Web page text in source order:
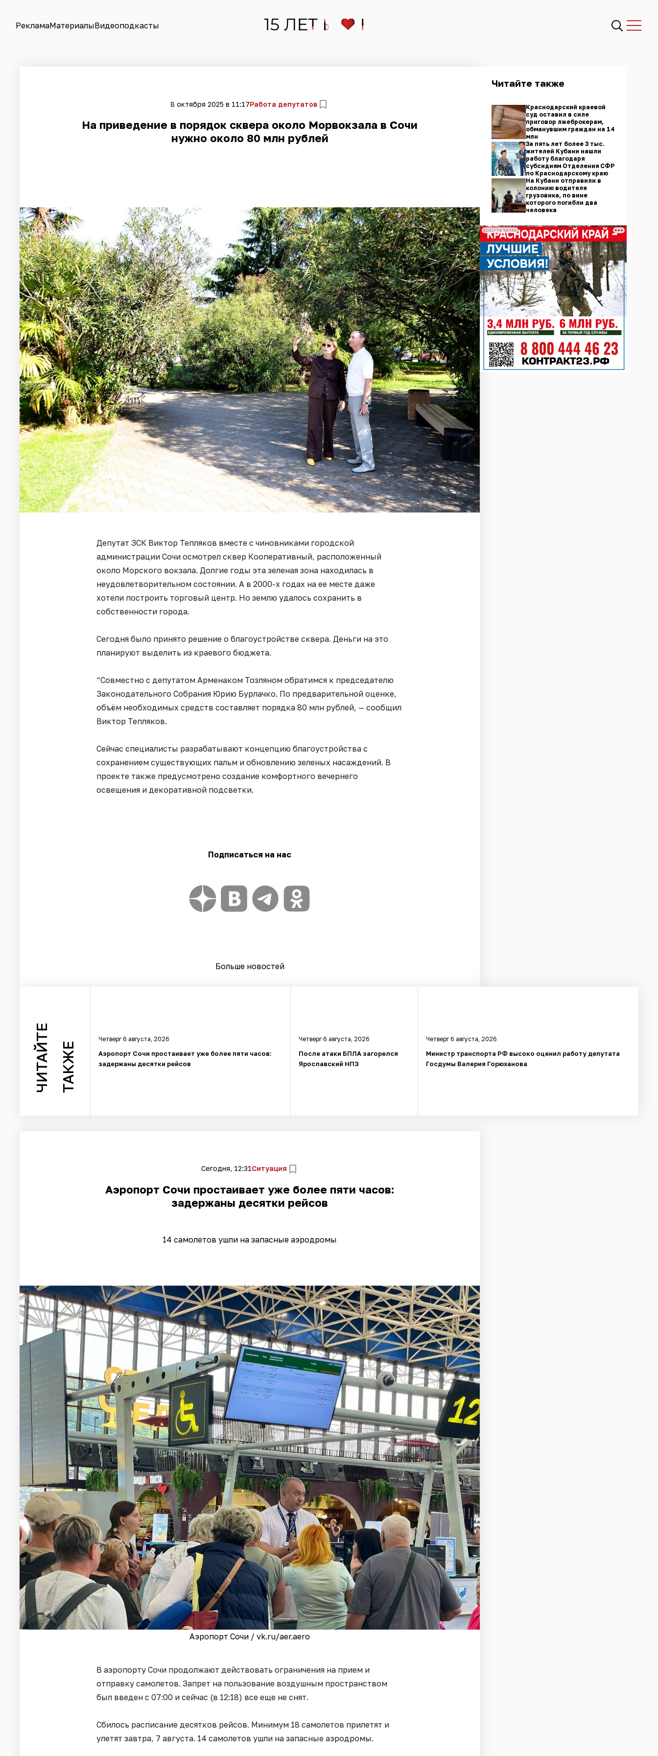
РекламаМатериалыВидеоподкасты
8 октября 2025 в 11:17Работа депутатов
На приведение в порядок сквера около Морвокзала в Сочи
нужно около 80 млн рублей
Депутат ЗСК Виктор Тепляков вместе с чиновниками городской
администрации Сочи осмотрел сквер Кооперативный, расположенный
около Морского вокзала. Долгие годы эта зеленая зона находилась в
неудовлетворительном состоянии. А в 2000-х годах на ее месте даже
хотели построить торговый центр. Но землю удалось сохранить в
собственности города.
Сегодня было принято решение о благоустройстве сквера. Деньги на это
планируют выделить из краевого бюджета.
“Совместно с депутатом Арменаком Тозляном обратимся к председателю
Законодательного Собрания Юрию Бурлачко. По предварительной оценке,
объём необходимых средств составляет порядка 80 млн рублей, — сообщил
Виктор Тепляков.
Сейчас специалисты разрабатывают концепцию благоустройства с
сохранением существующих пальм и обновлению зеленых насаждений. В
проекте также предусмотрено создание комфортного вечернего
освещения и декоративной подсветки.
Подписаться на нас
Больше новостей
Читайте также
Краснодарский краевой
суд оставил в силе
приговор лжеброкерам,
обманувшим граждан на 14
млн
За пять лет более 3 тыс.
жителей Кубани нашли
работу благодаря
субсидиям Отделения СФР
по Краснодарскому краю
На Кубани отправили в
колонию водителя
грузовика, по вине
которого погибли два
человека
СОЦРЕКЛАМА
ЧИТАЙТЕ ТАКЖЕ
Четверг 6 августа, 2026
Аэропорт Сочи простаивает уже более пяти часов:
задержаны десятки рейсов
Четверг 6 августа, 2026
После атаки БПЛА загорелся
Ярославский НПЗ
Четверг 6 августа, 2026
Министр транспорта РФ высоко оценил работу депутата
Госдумы Валерия Горюханова
Сегодня, 12:31Ситуация
Аэропорт Сочи простаивает уже более пяти часов:
задержаны десятки рейсов
14 самолетов ушли на запасные аэродромы
Аэропорт Сочи / vk.ru/aer.aero
В аэропорту Сочи продолжают действовать ограничения на прием и
отправку самолетов. Запрет на пользование воздушным пространством
был введен с 07:00 и сейчас (в 12:18) все еще не снят.
Сбилось расписание десятков рейсов. Минимум 18 самолетов прилетят и
улетят завтра, 7 августа. 14 самолетов ушли на запасные аэродромы.